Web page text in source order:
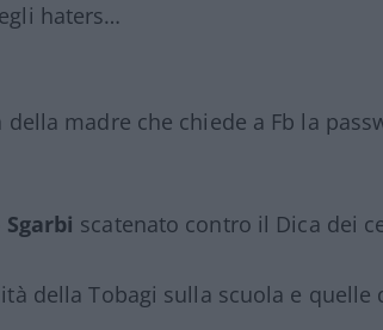
haters…
della madre che chiede a Fb la
scatenato contro il Dica dei
della Tobagi sulla scuola e